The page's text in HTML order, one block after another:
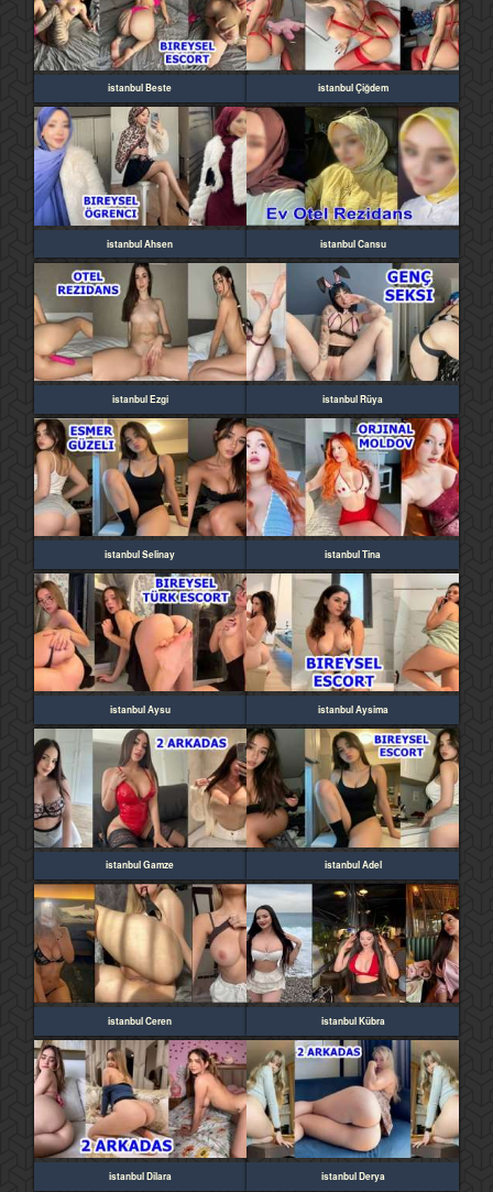
istanbul Beste istanbul Çiğdem
istanbul Ahsen istanbul Cansu
istanbul Ezgi istanbul Rüya
istanbul Selinay istanbul Tina
istanbul Aysu istanbul Aysima
istanbul Gamze istanbul Adel
istanbul Ceren istanbul Kübra
istanbul Dilara istanbul Derya